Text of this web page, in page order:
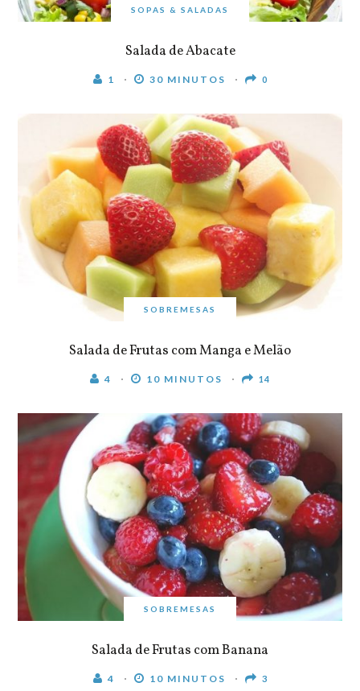
SOPAS & SALADAS
Salada de Abacate
1 30 MINUTOS 0
SOBREMESAS
Salada de Frutas com Manga e Melão
4 10 MINUTOS 14
SOBREMESAS
Salada de Frutas com Banana
4 10 MINUTOS 3